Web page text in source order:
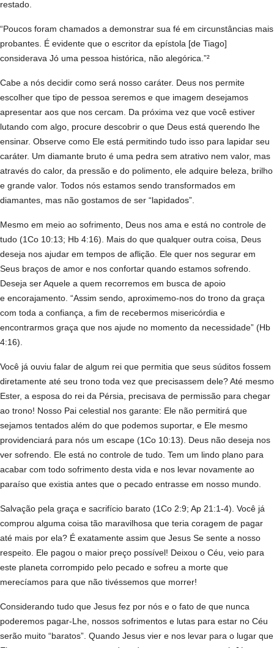
restado.
“Poucos foram chamados a demonstrar sua fé em circunstâncias mais
probantes. É evidente que o escritor da epístola [de Tiago]
considerava Jó uma pessoa histórica, não alegórica.”²
Cabe a nós decidir como será nosso caráter. Deus nos permite
escolher que tipo de pessoa seremos e que imagem desejamos
apresentar aos que nos cercam. Da próxima vez que você estiver
lutando com algo, procure descobrir o que Deus está querendo lhe
ensinar. Observe como Ele está permitindo tudo isso para lapidar seu
caráter. Um diamante bruto é uma pedra sem atrativo nem valor, mas
através do calor, da pressão e do polimento, ele adquire beleza, brilho
e grande valor. Todos nós estamos sendo transformados em
diamantes, mas não gostamos de ser “lapidados”.
Mesmo em meio ao sofrimento, Deus nos ama e está no controle de
tudo (1Co 10:13; Hb 4:16). Mais do que qualquer outra coisa, Deus
deseja nos ajudar em tempos de aflição. Ele quer nos segurar em
Seus braços de amor e nos confortar quando estamos sofrendo.
Deseja ser Aquele a quem recorremos em busca de apoio
e encorajamento. “Assim sendo, aproximemo-nos do trono da graça
com toda a confiança, a fim de recebermos misericórdia e
encontrarmos graça que nos ajude no momento da necessidade” (Hb
4:16).
Você já ouviu falar de algum rei que permitia que seus súditos fossem
diretamente até seu trono toda vez que precisassem dele? Até mesmo
Ester, a esposa do rei da Pérsia, precisava de permissão para chegar
ao trono! Nosso Pai celestial nos garante: Ele não permitirá que
sejamos tentados além do que podemos suportar, e Ele mesmo
providenciará para nós um escape (1Co 10:13). Deus não deseja nos
ver sofrendo. Ele está no controle de tudo. Tem um lindo plano para
acabar com todo sofrimento desta vida e nos levar novamente ao
paraíso que existia antes que o pecado entrasse em nosso mundo.
Salvação pela graça e sacrifício barato (1Co 2:9; Ap 21:1-4). Você já
comprou alguma coisa tão maravilhosa que teria coragem de pagar
até mais por ela? É exatamente assim que Jesus Se sente a nosso
respeito. Ele pagou o maior preço possível! Deixou o Céu, veio para
este planeta corrompido pelo pecado e sofreu a morte que
merecíamos para que não tivéssemos que morrer!
Considerando tudo que Jesus fez por nós e o fato de que nunca
poderemos pagar-Lhe, nossos sofrimentos e lutas para estar no Céu
serão muito “baratos”. Quando Jesus vier e nos levar para o lugar que